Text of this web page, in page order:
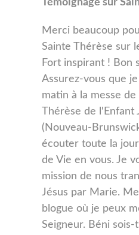
Témoignage sur
Merci beaucoup
Sainte Thérèse sur
Fort inspirant ! Bon
Assurez-vous que
matin à la messe
Thérèse de l'Enfant
(Nouveau-
écouter toute la
de Vie en vous. Je
mission de nous
Jésus par Marie.
blogue où je peux
Seigneur. Béni sois-